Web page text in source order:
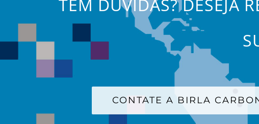
TEM DÚVIDAS? DESEJA
CONTATE A BIRLA